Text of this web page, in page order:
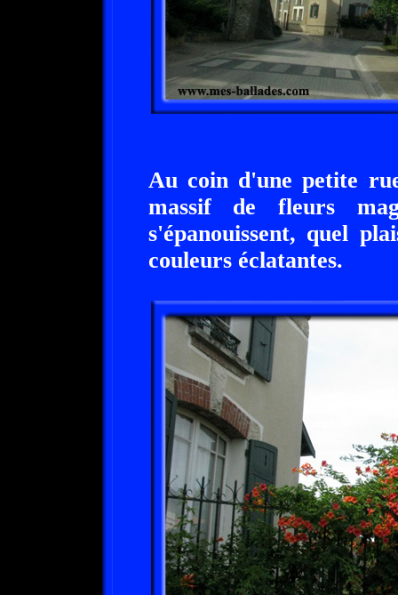
Au coin d'une petite
massif de fleurs
s'épanouissent, quel
couleurs éclatantes.